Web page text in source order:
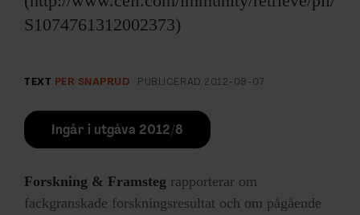
S1074761312002373)
TEXT PER SNAPRUD PUBLICERAD 2012-09-07
Ingår i utgåva 2012/8
Forskning & Framsteg rapporterar om
fackgranskade forskningsresultat och om pågående